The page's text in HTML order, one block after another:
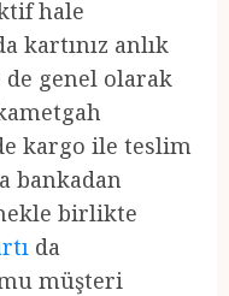
hale
kartınız anlık
de genel olarak
kargo ile teslim
bankadan
birlikte
da
müşteri